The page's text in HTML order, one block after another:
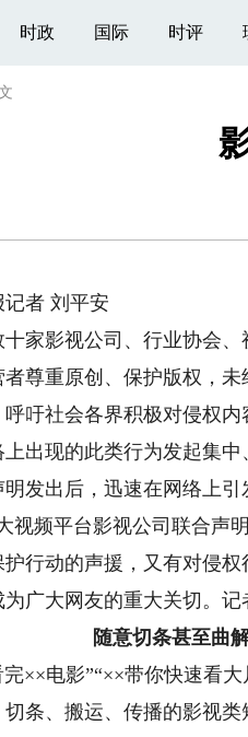
时政 国际 时评
者 刘平安
影视公司、行业协会、
者尊重原创、保护版权，
吁社会各界积极对侵权
出现的此类行为发起集
发出后，迅速在网络上引
频平台影视公司联合声明
护行动的声援，又有对侵
广大网友的重大关切。记
随意切条甚至曲
电影”“××带你快速看大
条、搬运、传播的影视类